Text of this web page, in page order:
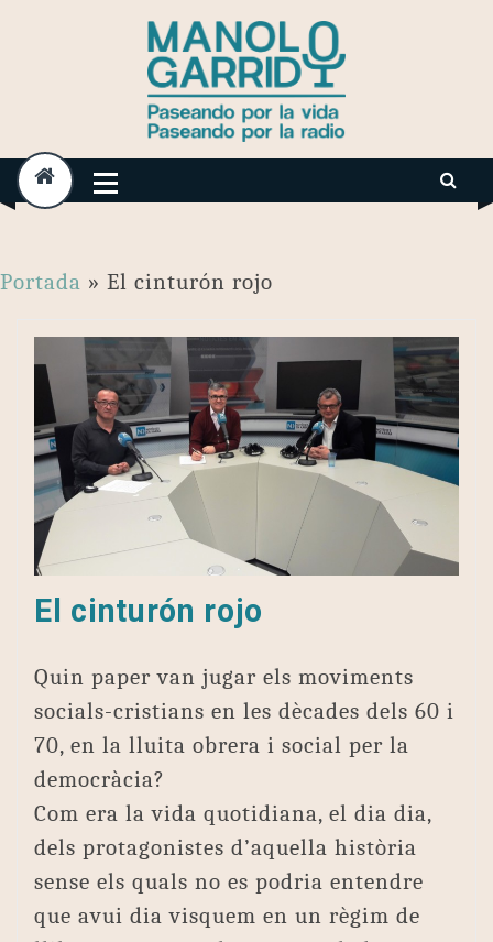
Portada » El cinturón rojo
El cinturón rojo
Quin paper van jugar els moviments
socials-cristians en les dècades dels 60 i
70, en la lluita obrera i social per la
democràcia?
Com era la vida quotidiana, el dia dia,
dels protagonistes d’aquella història
sense els quals no es podria entendre
que avui dia visquem en un règim de